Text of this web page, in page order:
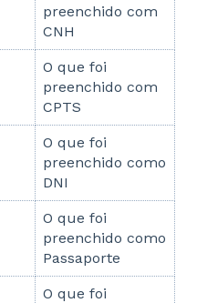
preenchido com
CNH
O que foi
preenchido com
CPTS
O que foi
preenchido como
DNI
O que foi
preenchido como
Passaporte
O que foi